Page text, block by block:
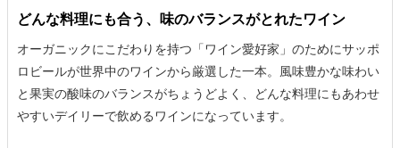
どんな料理にも合う、味のバランスがとれたワイン
オーガニックにこだわりを持つ「ワイン愛好家」のためにサッポ
ロビールが世界中のワインから厳選した一本。風味豊かな味わい
と果実の酸味のバランスがちょうどよく、どんな料理にもあわせ
やすいデイリーで飲めるワインになっています。